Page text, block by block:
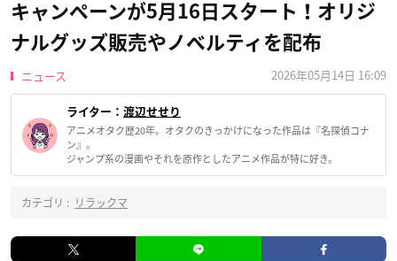
キャンペーンが5月16日スタート！オリジ
ナルグッズ販売やノベルティを配布
ニュース 2026年05月14日 16:09
ライター： 渡辺せせり
アニメオタク歴20年。オタクのきっかけになった作品は『名探偵コナ
ン』。
ジャンプ系の漫画やそれを原作としたアニメ作品が特に好き。
カテゴリ : リラックマ